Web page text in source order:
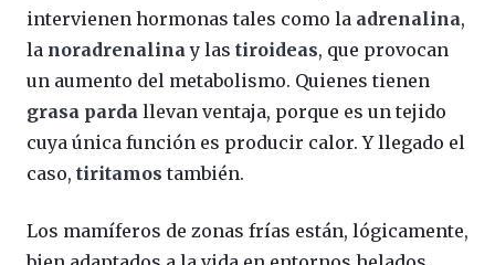
intervienen hormonas tales como la adrenalina,
la noradrenalina y las tiroideas, que provocan
un aumento del metabolismo. Quienes tienen
grasa parda llevan ventaja, porque es un tejido
cuya única función es producir calor. Y llegado el
caso, tiritamos también.
Los mamíferos de zonas frías están, lógicamente,